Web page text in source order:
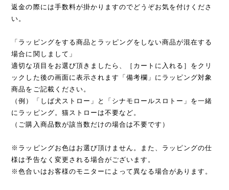
返金の際には手数料が掛かりますのでどうぞお気を付けくださ
い。
「ラッピングをする商品とラッピングをしない商品が混在する
場合に関しまして」
適切な項目をお選び頂きましたら、［カートに入れる］をクリ
ックした後の画面に表示されます「備考欄」にラッピング対象
商品をご記載ください。
（例）「しば犬ストロー」と「シナモロールスロトー」を一緒
にラッピング。猫ストローは不要など。
（ご購入商品数が該当数だけの場合は不要です）
※ラッピングお色はお選び頂けません。また、ラッピングの仕
様は予告なく変更される場合がございます。
※色合いはお客様のモニターによって異なる場合があります。